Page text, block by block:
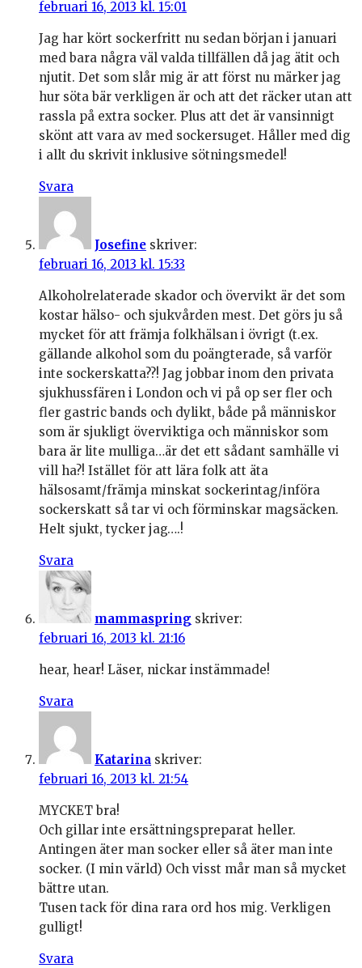
februari 16, 2013 kl. 15:01
Jag har kört sockerfritt nu sedan början i januari
med bara några väl valda tillfällen då jag ätit och
njutit. Det som slår mig är att först nu märker jag
hur söta bär verkligen är och att det räcker utan att
rassla på extra socker. Plus att det är vansinnigt
skönt att vara av med sockersuget. Håller med dig
i allt du skrivit inklusive sötningsmedel!
Svara
Josefine skriver:
februari 16, 2013 kl. 15:33
Alkoholrelaterade skador och övervikt är det som
kostar hälso- och sjukvården mest. Det görs ju så
mycket för att främja folkhälsan i övrigt (t.ex.
gällande alkohol som du poängterade, så varför
inte sockerskatta??! Jag jobbar inom den privata
sjukhussfären i London och vi på op ser fler och
fler gastric bands och dylikt, både på människor
som är sjukligt överviktiga och människor som
bara är lite mulliga…är det ett sådant samhälle vi
vill ha?! Istället för att lära folk att äta
hälsosamt/främja minskat sockerintag/införa
sockerskatt så tar vi och förminskar magsäcken.
Helt sjukt, tycker jag….!
Svara
mammaspring skriver:
februari 16, 2013 kl. 21:16
hear, hear! Läser, nickar instämmade!
Svara
Katarina skriver:
februari 16, 2013 kl. 21:54
MYCKET bra!
Och gillar inte ersättningspreparat heller.
Antingen äter man socker eller så äter man inte
socker. (I min värld) Och visst mår man så mycket
bättre utan.
Tusen tack för dina rara ord hos mig. Verkligen
gulligt!
Svara